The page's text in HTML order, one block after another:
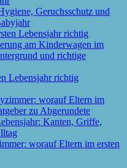
Geruchsschutz und
Lebensjahr richtig
worauf Eltern im ersten